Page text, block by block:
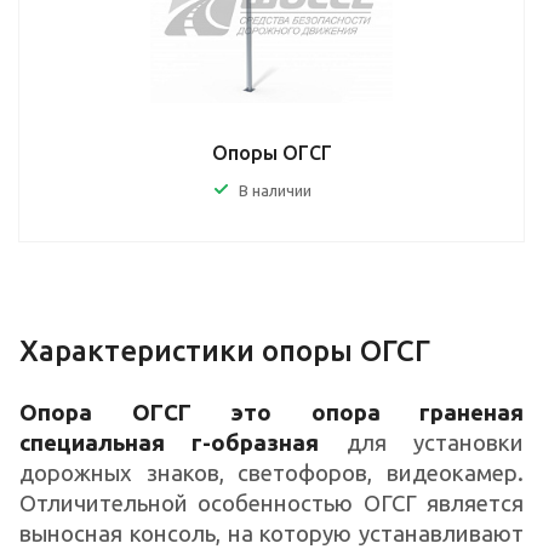
Опоры ОГСГ
В наличии
Характеристики опоры ОГСГ
Опора ОГСГ это опора граненая
специальная г-образная для установки
дорожных знаков, светофоров, видеокамер.
Отличительной особенностью ОГСГ является
выносная консоль, на которую устанавливают